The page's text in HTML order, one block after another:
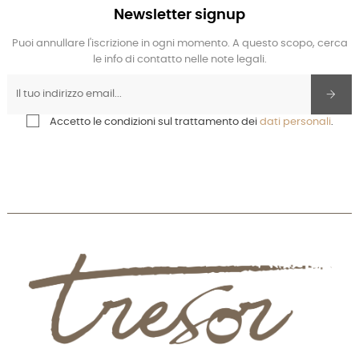
Newsletter signup
Puoi annullare l'iscrizione in ogni momento. A questo scopo, cerca
le info di contatto nelle note legali.
Accetto le condizioni sul trattamento dei dati personali.